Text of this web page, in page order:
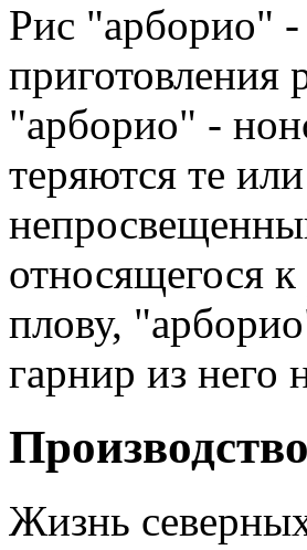
Рис "арборио"
приготовления
"арборио" -
теряются те
относящегося
плову,
гарнир из него
Жизнь